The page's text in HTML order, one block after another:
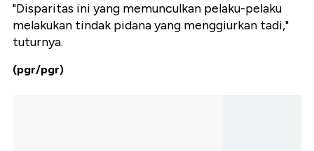
"Disparitas ini yang memunculkan pelaku-pelaku
melakukan tindak pidana yang menggiurkan tadi,"
tuturnya.
(pgr/pgr)